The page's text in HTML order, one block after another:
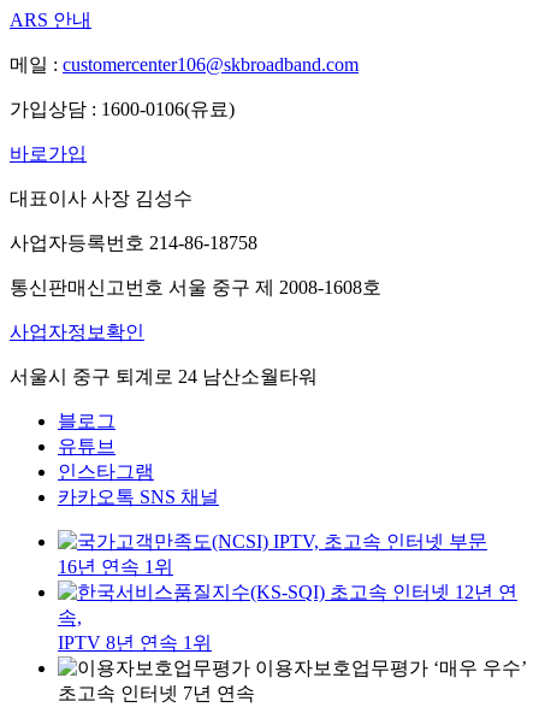
ARS 안내
메일 : customercenter106@skbroadband.com
가입상담 : 1600-0106(유료)
바로가입
대표이사 사장 김성수
사업자등록번호 214-86-18758
통신판매신고번호 서울 중구 제 2008-1608호
사업자정보확인
서울시 중구 퇴계로 24 남산소월타워
블로그
유튜브
인스타그램
카카오톡 SNS 채널
IPTV, 초고속 인터넷 부문
16년 연속 1위
초고속 인터넷 12년 연
속,
IPTV 8년 연속 1위
이용자보호업무평가 ‘매우 우수’
초고속 인터넷 7년 연속